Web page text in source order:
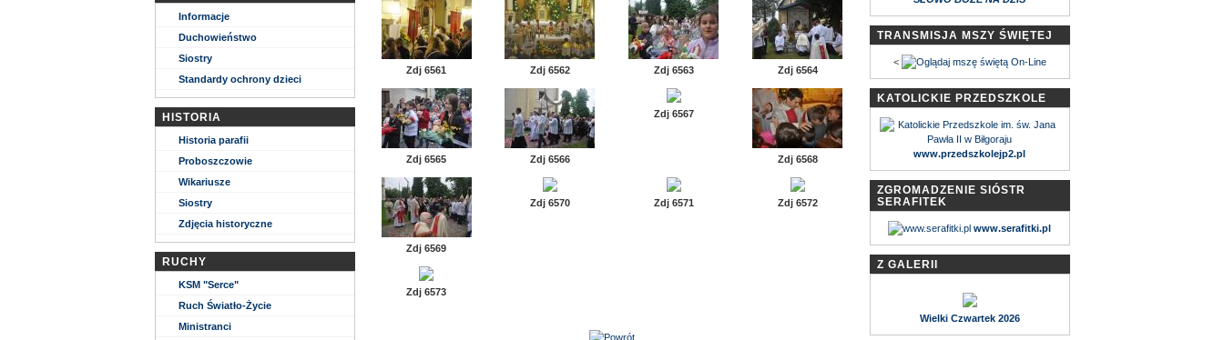
Informacje
Duchowieństwo
Siostry
Standardy ochrony dzieci
HISTORIA
Historia parafii
Proboszczowie
Wikariusze
Siostry
Zdjęcia historyczne
RUCHY
KSM "Serce"
Ruch Światło-Życie
Ministranci
Zdj 6561 Zdj 6562 Zdj 6563 Zdj 6564
Zdj 6565 Zdj 6566
Zdj 6567
Zdj 6568
Zdj 6569
Zdj 6570 Zdj 6571 Zdj 6572
Zdj 6573
TRANSMISJA MSZY ŚWIĘTEJ
<
KATOLICKIE PRZEDSZKOLE
www.przedszkolejp2.pl
ZGROMADZENIE SIÓSTR
SERAFITEK
www.serafitki.pl
Z GALERII
Wielki Czwartek 2026